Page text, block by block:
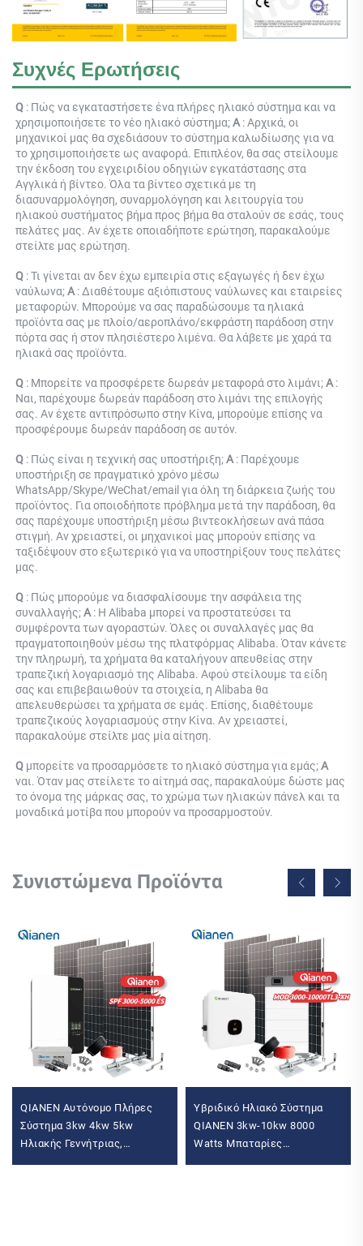
Συχνές Ερωτήσεις
Q : Πώς να εγκαταστήσετε ένα πλήρες ηλιακό σύστημα και να
χρησιμοποιήσετε το νέο ηλιακό σύστημα; Α : Αρχικά, οι
μηχανικοί μας θα σχεδιάσουν το σύστημα καλωδίωσης για να
το χρησιμοποιήσετε ως αναφορά. Επιπλέον, θα σας στείλουμε
την έκδοση του εγχειριδίου οδηγιών εγκατάστασης στα
Αγγλικά ή βίντεο. Όλα τα βίντεο σχετικά με τη
διασυναρμολόγηση, συναρμολόγηση και λειτουργία του
ηλιακού συστήματος βήμα προς βήμα θα σταλούν σε εσάς, τους
πελάτες μας. Αν έχετε οποιαδήποτε ερώτηση, παρακαλούμε
στείλτε μας ερώτηση.
Q : Τι γίνεται αν δεν έχω εμπειρία στις εξαγωγές ή δεν έχω
ναύλωνα; Α : Διαθέτουμε αξιόπιστους ναύλωνες και εταιρείες
μεταφορών. Μπορούμε να σας παραδώσουμε τα ηλιακά
προϊόντα σας με πλοίο/αεροπλάνο/εκφράστη παράδοση στην
πόρτα σας ή στον πλησιέστερο λιμένα. Θα λάβετε με χαρά τα
ηλιακά σας προϊόντα.
Q : Μπορείτε να προσφέρετε δωρεάν μεταφορά στο λιμάνι; Α :
Ναι, παρέχουμε δωρεάν παράδοση στο λιμάνι της επιλογής
σας. Αν έχετε αντιπρόσωπο στην Κίνα, μπορούμε επίσης να
προσφέρουμε δωρεάν παράδοση σε αυτόν.
Q : Πώς είναι η τεχνική σας υποστήριξη; Α : Παρέχουμε
υποστήριξη σε πραγματικό χρόνο μέσω
WhatsApp/Skype/WeChat/email για όλη τη διάρκεια ζωής του
προϊόντος. Για οποιοδήποτε πρόβλημα μετά την παράδοση, θα
σας παρέχουμε υποστήριξη μέσω βιντεοκλήσεων ανά πάσα
στιγμή. Αν χρειαστεί, οι μηχανικοί μας μπορούν επίσης να
ταξιδέψουν στο εξωτερικό για να υποστηρίξουν τους πελάτες
μας.
Q : Πώς μπορούμε να διασφαλίσουμε την ασφάλεια της
συναλλαγής; Α : Η Alibaba μπορεί να προστατεύσει τα
συμφέροντα των αγοραστών. Όλες οι συναλλαγές μας θα
πραγματοποιηθούν μέσω της πλατφόρμας Alibaba. Όταν κάνετε
την πληρωμή, τα χρήματα θα καταλήγουν απευθείας στην
τραπεζική λογαριασμό της Alibaba. Αφού στείλουμε τα είδη
σας και επιβεβαιωθούν τα στοιχεία, η Alibaba θα
απελευθερώσει τα χρήματα σε εμάς. Επίσης, διαθέτουμε
τραπεζικούς λογαριασμούς στην Κίνα. Αν χρειαστεί,
παρακαλούμε στείλτε μας μία αίτηση.
Q μπορείτε να προσαρμόσετε το ηλιακό σύστημα για εμάς;
ναι. Όταν μας στείλετε το αίτημά σας, παρακαλούμε δώστε μας
το όνομα της μάρκας σας, το χρώμα των ηλιακών πάνελ και τα
μοναδικά μοτίβα που μπορούν να προσαρμοστούν.
Συνιστώμενα Προϊόντα
QIANEN Αυτόνομο Πλήρες
Σύστημα 3kw 4kw 5kw
Ηλιακής Γεννήτριας,
Υβριδικό Ηλιακό Σύστημα
QIANEN 3kw-10kw 8000
Watts Μπαταρίες